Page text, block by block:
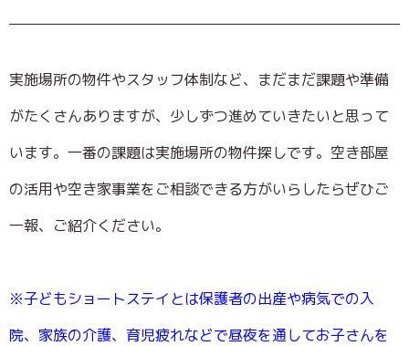
実施場所の物件やスタッフ体制など、まだまだ課題や準備
がたくさんありますが、少しずつ進めていきたいと思って
います。一番の課題は実施場所の物件探しです。空き部屋
の活用や空き家事業をご相談できる方がいらしたらぜひご
一報、ご紹介ください。
※子どもショートステイとは保護者の出産や病気での入
院、家族の介護、育児疲れなどで昼夜を通してお子さんを